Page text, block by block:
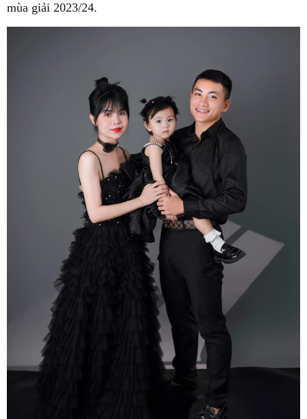
mùa giải 2023/24.